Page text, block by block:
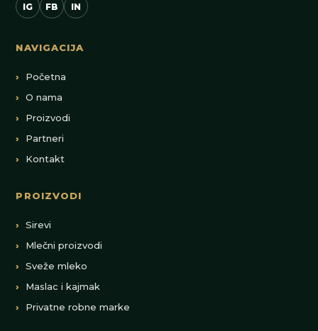
IG FB IN
NAVIGACIJA
Početna
O nama
Proizvodi
Partneri
Kontakt
PROIZVODI
Sirevi
Mlečni proizvodi
Sveže mleko
Maslac i kajmak
Privatne robne marke